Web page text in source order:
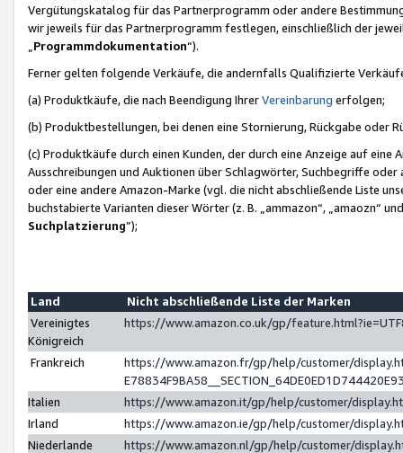
Vergütungskatalog für das Partnerprogramm oder andere
wir jeweils für das Partnerprogramm festlegen, einschließlich der
Programmdokumentation“).
Ferner gelten folgende Verkäufe, die andernfalls Qualifizierte
(a) Produktkäufe, die nach Beendigung IhrerVereinbarung erfolgen;
(b) Produktbestellungen, bei denen eine Stornierung, Rückgabe oder
(c) Produktkäufe durch einen Kunden, der durch eine Anzeige auf
Ausschreibungen und Auktionen über Schlagwörter, Suchbegriffe
oder eine andere Amazon-Marke (vgl. die nicht abschließende Liste
buchstabierte Varianten dieser Wörter (z. B. „ammazon“, „amaozn“
Suchplatzierung”);
Land
Nicht abschließende Liste der Marken
Vereinigtes
Königreich
https://www.amazon.co.uk/gp/
Frankreich
https://www.amazon.fr/gp/help/customer/
Italien
https://www.amazon.it/gp/help/customer/
Irland
https://www.amazon.ie/gp/help/customer/
Niederlande
https://www.amazon.nl/gp/help/customer/